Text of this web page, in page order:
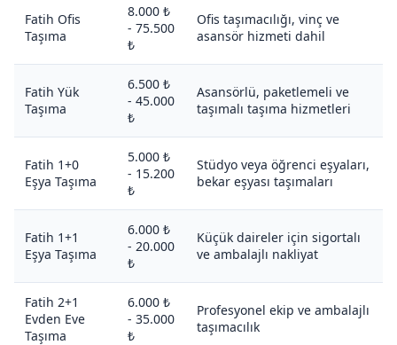
Fatih Ofis
Taşıma
8.000 ₺
- 75.500
₺
Ofis taşımacılığı, vinç ve
asansör hizmeti dahil
Fatih Yük
Taşıma
6.500 ₺
- 45.000
₺
Asansörlü, paketlemeli ve
taşımalı taşıma hizmetleri
Fatih 1+0
Eşya Taşıma
5.000 ₺
- 15.200
₺
Stüdyo veya öğrenci eşyaları,
bekar eşyası taşımaları
Fatih 1+1
Eşya Taşıma
6.000 ₺
- 20.000
₺
Küçük daireler için sigortalı
ve ambalajlı nakliyat
Fatih 2+1
Evden Eve
Taşıma
6.000 ₺
- 35.000
₺
Profesyonel ekip ve ambalajlı
taşımacılık